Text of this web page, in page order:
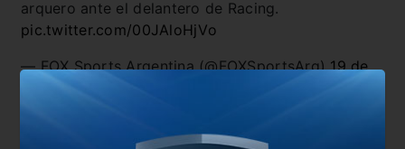
arquero ante el delantero de Racing.
pic.twitter.com/00JAloHjVo
— FOX Sports Argentina (@FOXSportsArg)19 de
abril de 2018